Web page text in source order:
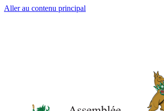
Aller au contenu principal